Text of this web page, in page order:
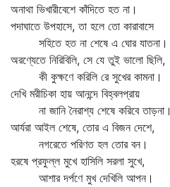
অনাথা ভিখারীবেশে কাঁদিতে হত না।
পদাঘাতে উপহাসে, তা হলে তো কারাবাসে
সহিতে হত না শেষে এ ঘোর যাতনা।
অরণ্যেতে নিরিবিলি, সে যে তুই ভালো ছিলি,
কী কুক্ষণে করিলি রে সুখের কামনা।
দেখি মরীচিকা হায় আনন্দে বিহ্বলপ্রায়
না জানি নৈরাশ্য শেষে করিবে তাড়না।
আর্যরা আইল শেষে, তোর এ বিজন দেশে,
নগরেতে পরিণত হল তোর বন।
হরষে প্রফুল্ল মুখে হাসিলি সরলা সুখে,
আশার দর্পণে মুখ দেখিলি আপন।